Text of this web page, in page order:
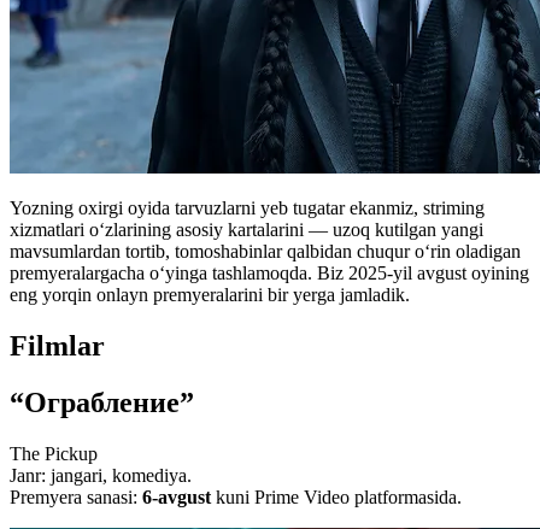
Yozning oxirgi oyida tarvuzlarni yeb tugatar ekanmiz, striming
xizmatlari o‘zlarining asosiy kartalarini — uzoq kutilgan yangi
mavsumlardan tortib, tomoshabinlar qalbidan chuqur oʻrin oladigan
premyeralargacha oʻyinga tashlamoqda. Biz 2025-yil avgust oyining
eng yorqin onlayn premyeralarini bir yerga jamladik.
Filmlar
“Ограбление”
The Pickup
Janr: jangari, komediya.
Premyera sanasi: 6-avgust kuni Prime Video platformasida.